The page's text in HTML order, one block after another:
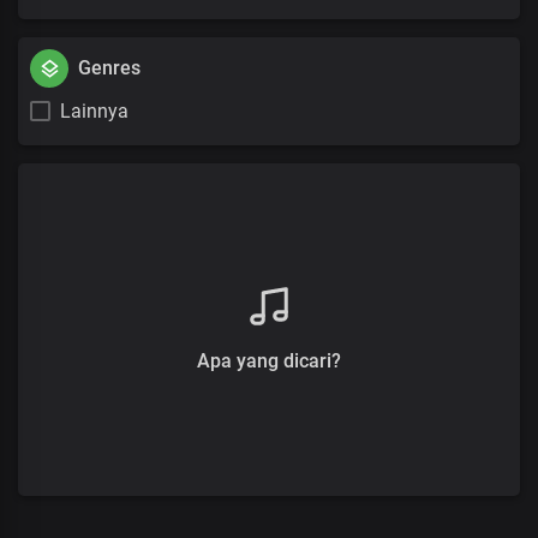
Genres
Lainnya
Apa yang dicari?